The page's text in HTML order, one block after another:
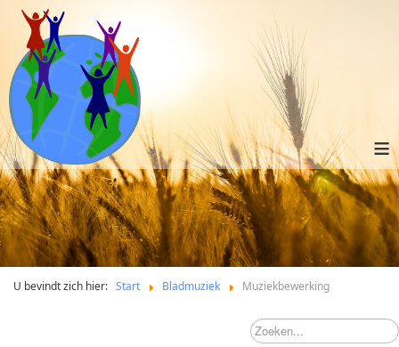
≡
U bevindt zich hier: Start Bladmuziek Muziekbewerking